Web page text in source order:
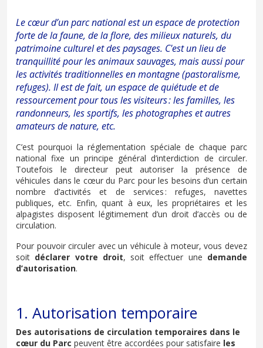
Le cœur d’un parc national est un espace de protection
forte de la faune, de la flore, des milieux naturels, du
patrimoine culturel et des paysages. C'est un lieu de
tranquillité pour les animaux sauvages, mais aussi pour
les activités traditionnelles en montagne (pastoralisme,
refuges). Il est de fait, un espace de quiétude et de
ressourcement pour tous les visiteurs : les familles, les
randonneurs, les sportifs, les photographes et autres
amateurs de nature, etc.
C’est pourquoi la réglementation spéciale de chaque parc
national fixe un principe général d’interdiction de circuler.
Toutefois le directeur peut autoriser la présence de
véhicules dans le cœur du Parc pour les besoins d’un certain
nombre d’activités et de services : refuges, navettes
publiques, etc. Enfin, quant à eux, les propriétaires et les
alpagistes disposent légitimement d’un droit d’accès ou de
circulation.
Pour pouvoir circuler avec un véhicule à moteur, vous devez
soit déclarer votre droit, soit effectuer une demande
d’autorisation.
1. Autorisation temporaire
Des autorisations de circulation temporaires dans le
cœur du Parc peuvent être accordées pour satisfaire les